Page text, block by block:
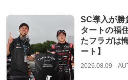
SC導入が勝
タートの福
たフラガは
ート】
2026.08.09